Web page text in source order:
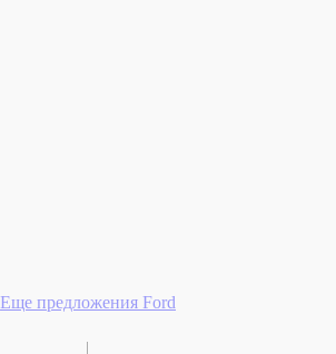
Еще предложения Ford
|